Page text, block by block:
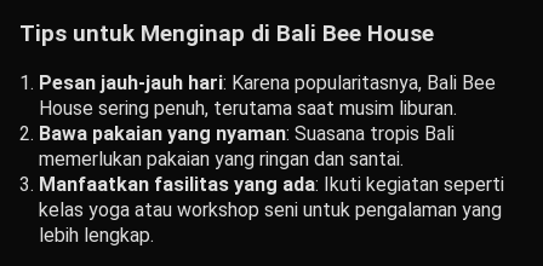
Tips untuk Menginap di Bali Bee House
Pesan jauh-jauh hari: Karena popularitasnya, Bali Bee
House sering penuh, terutama saat musim liburan.
Bawa pakaian yang nyaman: Suasana tropis Bali
memerlukan pakaian yang ringan dan santai.
Manfaatkan fasilitas yang ada: Ikuti kegiatan seperti
kelas yoga atau workshop seni untuk pengalaman yang
lebih lengkap.